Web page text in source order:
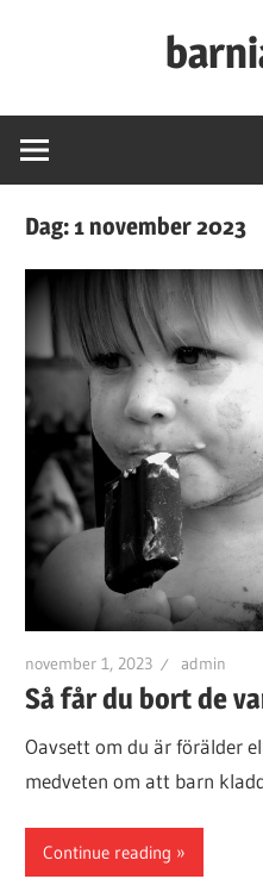
barnkläder
hand
Dag: 1 november 2023
november 1, 2023 admin
Så får du bort de
Oavsett om du är förälder
medveten om att barn
Continue reading